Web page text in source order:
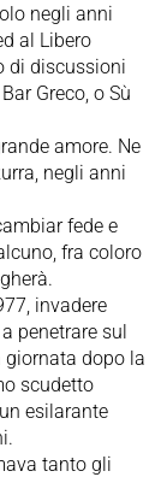
negli anni
al Libero
di discussioni
Greco, o Sù
amore. Ne
negli anni
fede e
fra coloro
invadere
penetrare sul
dopo la
scudetto
esilarante
tanto gli